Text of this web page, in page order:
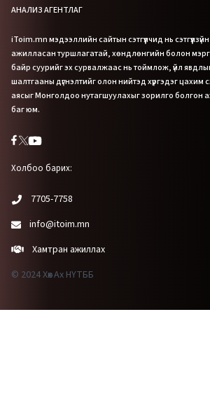
АНАЛИЗ АГЕНТЛАГ
iToim.mn мэдээллийн сайтын сэтгүүлчид нь
ажилласан туршлагатай, хөндлөнгийн болон
байр суурийг эх сурвалжаас нь тоймлож, үйл
шалтгааны дүгнэлтийг олон нийтэд хүргэдэг цахим
аясыг Монголдоо нутагшуулахыг зорилго болгон
баг юм.
Холбоо барих:
7705-7758
info@itoim.mn
Хамтран ажиллах
© 2024 Хөх Ах НҮТББ